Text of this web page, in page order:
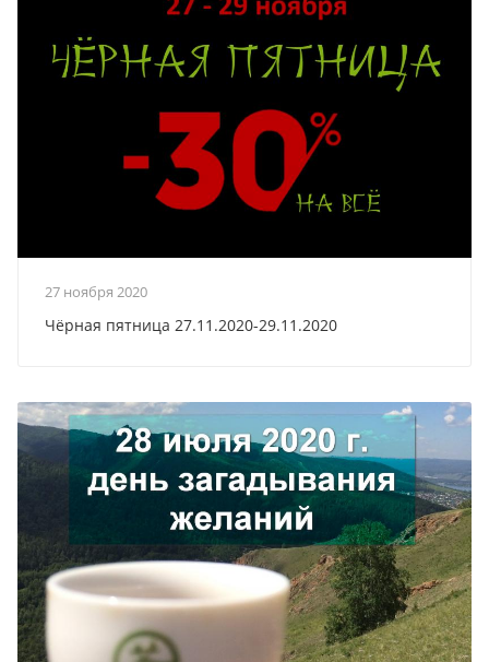
27 ноября 2020
Чёрная пятница 27.11.2020-29.11.2020